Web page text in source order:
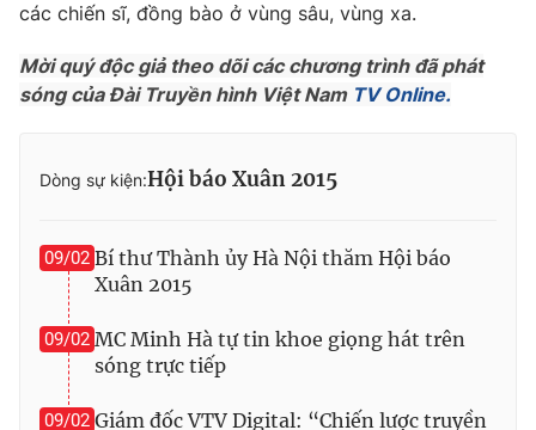
® Cấm sao chép dưới mọi hình thức nếu không có sự chấp
thuận bằng văn bản. Ghi rõ nguồn VTV.vn khi phát hành lại
thông tin từ website này.
các chiến sĩ, đồng bào ở vùng sâu, vùng xa.
Mời quý độc giả theo dõi các chương trình đã phát
sóng của Đài Truyền hình Việt NamTV Online.
Dòng sự kiện:Hội báo Xuân 2015
09/02 Bí thư Thành ủy Hà Nội thăm Hội báo
Xuân 2015
09/02 MC Minh Hà tự tin khoe giọng hát trên
sóng trực tiếp
09/02 Giám đốc VTV Digital: “Chiến lược truyền